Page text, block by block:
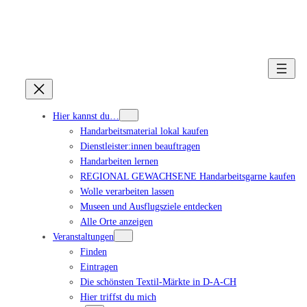
Hier kannst du…
Handarbeitsmaterial lokal kaufen
Dienstleister:innen beauftragen
Handarbeiten lernen
REGIONAL GEWACHSENE Handarbeitsgarne kaufen
Wolle verarbeiten lassen
Museen und Ausflugsziele entdecken
Alle Orte anzeigen
Veranstaltungen
Finden
Eintragen
Die schönsten Textil-Märkte in D-A-CH
Hier triffst du mich